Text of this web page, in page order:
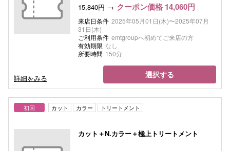
15,840円 クーポン価格 14,060円
来店日条件 2025年05月01日(木)〜2025年07月
31日(木)
ご利用条件 emtgroupへ初めてご来店の方
有効期限 なし
所要時間 150分
詳細をみる 選択する
初回 カット カラー トリートメント
カット＋N.カラー＋極上トリートメント